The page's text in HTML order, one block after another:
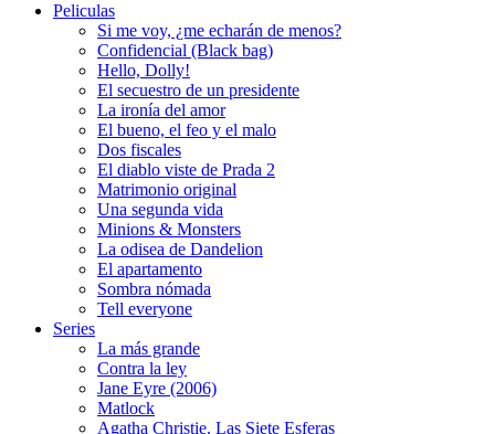
Peliculas
Si me voy, ¿me echarán de menos?
Confidencial (Black bag)
Hello, Dolly!
El secuestro de un presidente
La ironía del amor
El bueno, el feo y el malo
Dos fiscales
El diablo viste de Prada 2
Matrimonio original
Una segunda vida
Minions & Monsters
La odisea de Dandelion
El apartamento
Sombra nómada
Tell everyone
Series
La más grande
Contra la ley
Jane Eyre (2006)
Matlock
Agatha Christie. Las Siete Esferas